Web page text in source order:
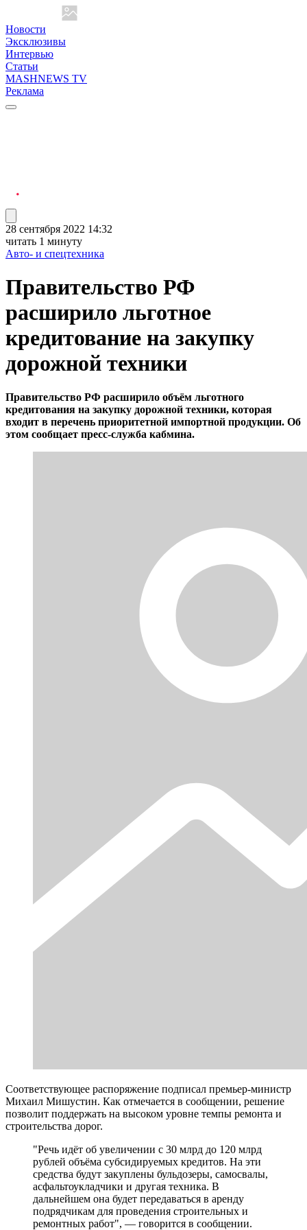
Новости
Эксклюзивы
Интервью
Статьи
MASHNEWS TV
Реклама
28 сентября 2022 14:32
читать 1 минуту
Авто- и спецтехника
Правительство РФ
расширило льготное
кредитование на закупку
дорожной техники
Правительство РФ расширило объём льготного
кредитования на закупку дорожной техники, которая
входит в перечень приоритетной импортной продукции. Об
этом сообщает пресс-служба кабмина.
Соответствующее распоряжение подписал премьер-министр
Михаил Мишустин. Как отмечается в сообщении, решение
позволит поддержать на высоком уровне темпы ремонта и
строительства дорог.
"Речь идёт об увеличении с 30 млрд до 120 млрд
рублей объёма субсидируемых кредитов. На эти
средства будут закуплены бульдозеры, самосвалы,
асфальтоукладчики и другая техника. В
дальнейшем она будет передаваться в аренду
подрядчикам для проведения строительных и
ремонтных работ", — говорится в сообщении.